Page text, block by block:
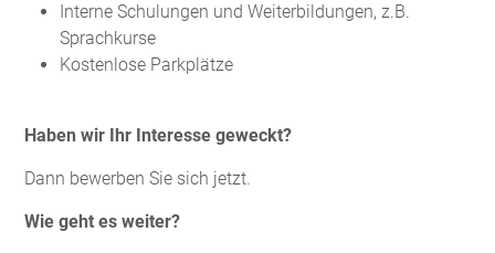
Interne Schulungen und Weiterbildungen, z.B.
Sprachkurse
Kostenlose Parkplätze
Haben wir Ihr Interesse geweckt?
Dann bewerben Sie sich jetzt.
Wie geht es weiter?